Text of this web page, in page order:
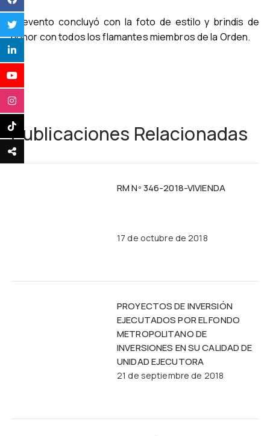
El evento concluyó con la foto de estilo y brindis de
honor con todos los flamantes miembros de la Orden.
Publicaciones Relacionadas
RM Nº 346-2018-VIVIENDA
17 de octubre de 2018
PROYECTOS DE INVERSIÓN
EJECUTADOS POR EL FONDO
METROPOLITANO DE
INVERSIONES EN SU CALIDAD DE
UNIDAD EJECUTORA
21 de septiembre de 2018